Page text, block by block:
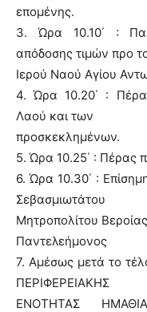
επομένης.
3. Ώρα 10.10΄ :
απόδοσης τιμών προ
Ιερού Ναού Αγίου
4. Ώρα 10.20΄ :
Λαού και των
προσκεκλημένων.
5. Ώρα 10.25΄ : Πέρας
6. Ώρα 10.30΄ :
Σεβασμιωτάτου
Μητροπολίτου
Παντελεήμονος
7. Αμέσως μετά το
ΠΕΡΙΦΕΡΕΙΑΚΗΣ
ΕΝΟΤΗΤΑΣ